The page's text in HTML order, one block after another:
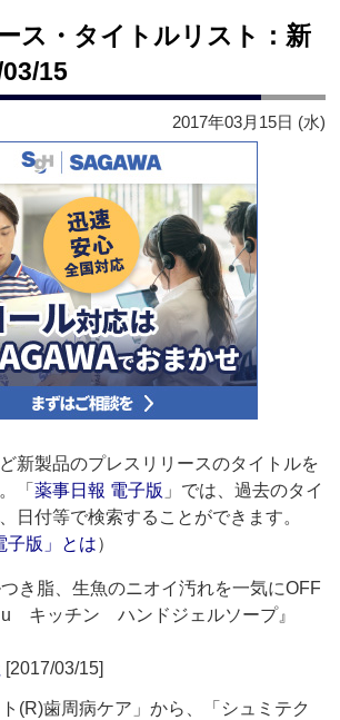
ス・タイトルリスト：新
15
2017年03月15日 (水)
新製品のプレスリリースのタイトルを
「薬事日報 電子版 」では、過去のタイ
日付等で検索することができます。
子版」とは）
き脂、生魚のニオイ汚れを一気にOFF
u キッチン ハンドジェルソープ』
[2017/03/15]
ト(R)歯周病ケア」から、「シュミテク